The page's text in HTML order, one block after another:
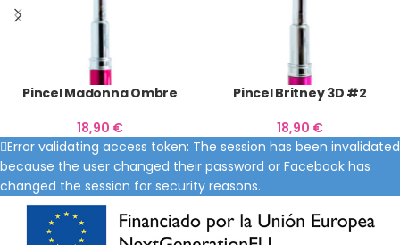
Pincel Madonna Ombre
18,90 €
Pincel Britney 3D #2
18,90 €
Error validating access token: The session has been invalidated
because the user changed their password or Facebook has
changed the session for security reasons.